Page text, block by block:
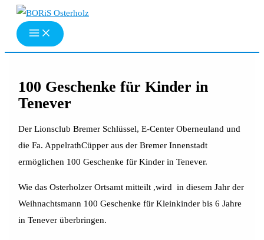
Zum
Inhalt
springen
100 Geschenke für Kinder in
Tenever
Der Lionsclub Bremer Schlüssel, E-Center Oberneuland und
die Fa. AppelrathCüpper aus der Bremer Innenstadt
ermöglichen 100 Geschenke für Kinder in Tenever.
Wie das Osterholzer Ortsamt mitteilt ,wird in diesem Jahr der
Weihnachtsmann 100 Geschenke für Kleinkinder bis 6 Jahre
in Tenever überbringen.